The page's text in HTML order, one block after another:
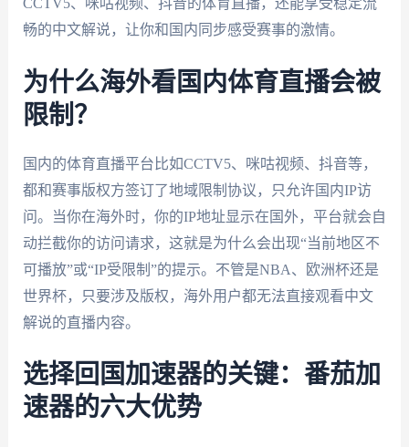
CCTV5、咪咕视频、抖音的体育直播，还能享受稳定流
畅的中文解说，让你和国内同步感受赛事的激情。
为什么海外看国内体育直播会被
限制？
国内的体育直播平台比如CCTV5、咪咕视频、抖音等，
都和赛事版权方签订了地域限制协议，只允许国内IP访
问。当你在海外时，你的IP地址显示在国外，平台就会自
动拦截你的访问请求，这就是为什么会出现“当前地区不
可播放”或“IP受限制”的提示。不管是NBA、欧洲杯还是
世界杯，只要涉及版权，海外用户都无法直接观看中文
解说的直播内容。
选择回国加速器的关键：番茄加
速器的六大优势